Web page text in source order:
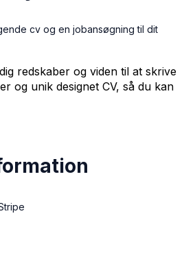
cv og en jobansøgning til dit
redskaber og viden til at skrive
og unik designet CV, så du kan